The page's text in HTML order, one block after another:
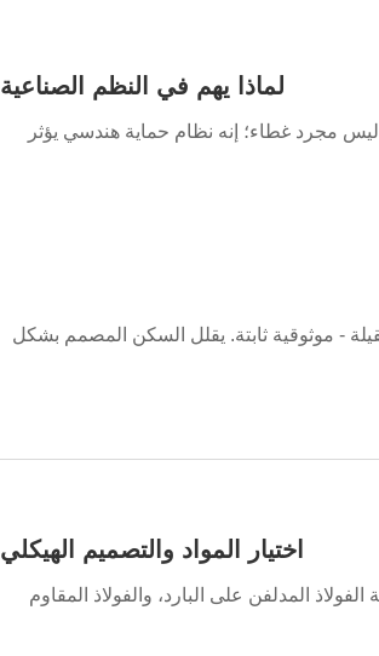
لماذا يهم في النظم الصناعية
ليس مجرد غطاء؛ إنه نظام حماية هندسي يؤثر
- موثوقية ثابتة. يقلل السكن المصمم بشكل
اختيار المواد والتصميم الهيكلي
المدلفن على البارد، والفولاذ المقاوم